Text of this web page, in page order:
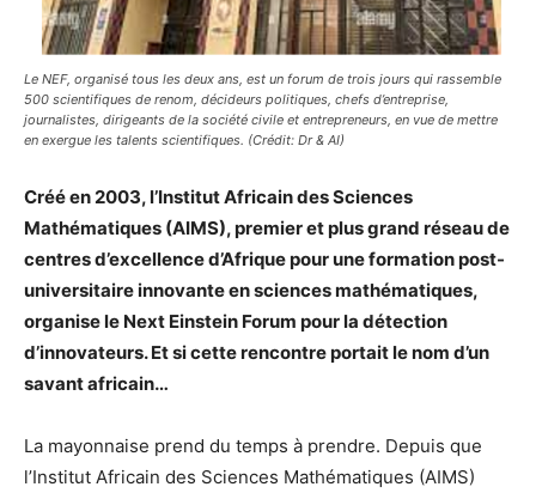
Le NEF, organisé tous les deux ans, est un forum de trois jours qui rassemble
500 scientifiques de renom, décideurs politiques, chefs d’entreprise,
journalistes, dirigeants de la société civile et entrepreneurs, en vue de mettre
en exergue les talents scientifiques. (Crédit: Dr & AI)
Créé en 2003, l’Institut Africain des Sciences
Mathématiques (AIMS), premier et plus grand réseau de
centres d’excellence d’Afrique pour une formation post-
universitaire innovante en sciences mathématiques,
organise le Next Einstein Forum pour la détection
d’innovateurs. Et si cette rencontre portait le nom d’un
savant africain…
La mayonnaise prend du temps à prendre. Depuis que
l’Institut Africain des Sciences Mathématiques (AIMS)